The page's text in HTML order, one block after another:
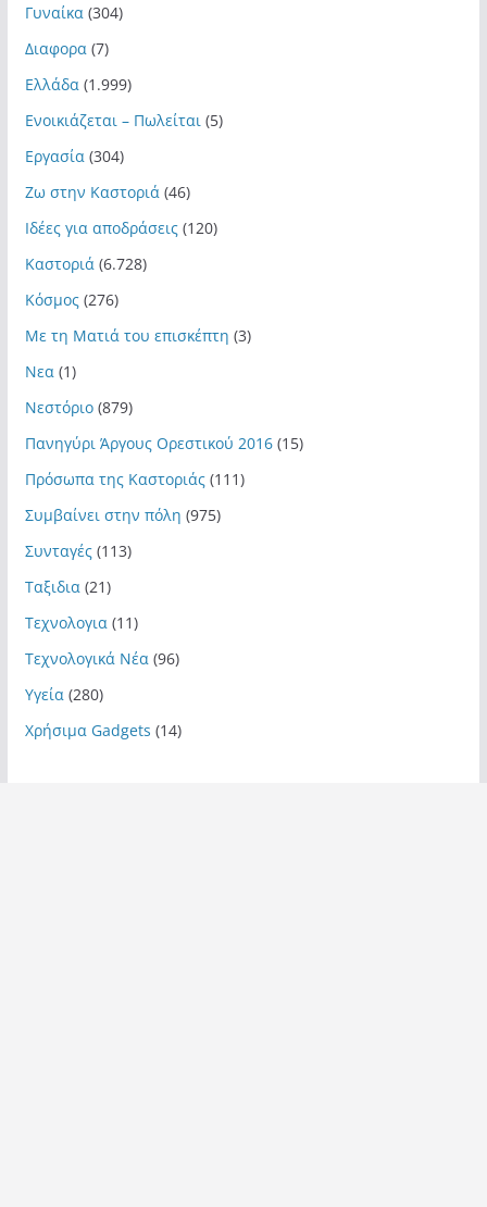
Γυναίκα (304)
Διαφορα (7)
Ελλάδα (1.999)
Ενοικιάζεται – Πωλείται (5)
Εργασία (304)
Ζω στην Καστοριά (46)
Ιδέες για αποδράσεις(120)
Καστοριά (6.728)
Κόσμος(276)
Με τη Ματιά του επισκέπτη (3)
Νεα (1)
Νεστόριο(879)
Πανηγύρι Άργους Ορεστικού 2016(15)
Πρόσωπα της Καστοριάς(111)
Συμβαίνει στην πόλη (975)
Συνταγές(113)
Ταξιδια (21)
Τεχνολογια (11)
Τεχνολογικά Νέα (96)
Υγεία (280)
Χρήσιμα Gadgets (14)